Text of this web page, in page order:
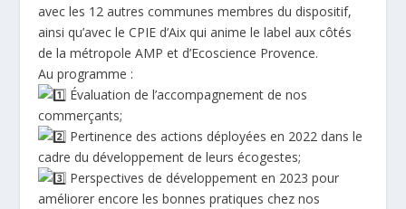
avec les 12 autres communes membres du dispositif,
ainsi qu’avec le CPIE d’Aix qui anime le label aux côtés
de la métropole AMP et d’Ecoscience Provence.
Au programme :
Évaluation de l’accompagnement de nos
commerçants;
Pertinence des actions déployées en 2022 dans le
cadre du développement de leurs écogestes;
Perspectives de développement en 2023 pour
améliorer encore les bonnes pratiques chez nos